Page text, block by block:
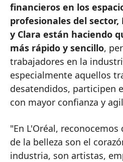
financieros en los
profesionales del sector,
y Clara están haciendo
más rápido y sencillo,
trabajadores en la
especialmente aquellos
desatendidos, participen
con mayor confianza y
"En L'Oréal,
de la belleza son el
industria, son artistas,